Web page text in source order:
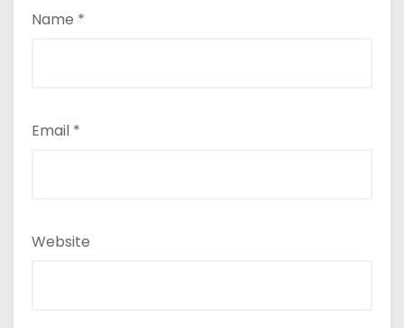
Name *
Email *
Website